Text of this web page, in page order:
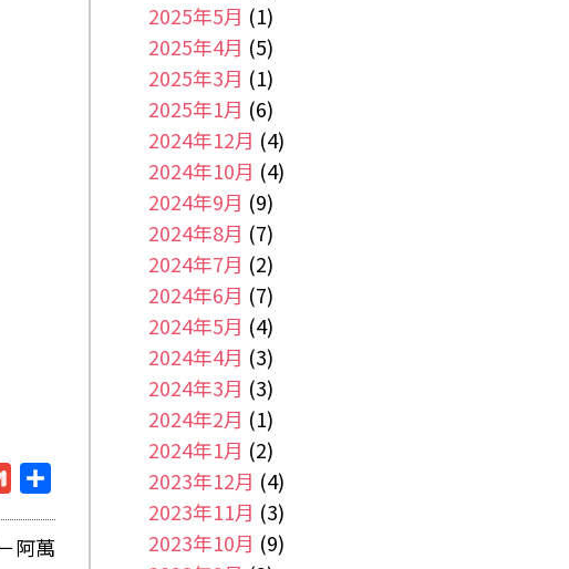
Gmail
阿萬
2025年5月 (1)
2025年4月 (5)
2025年3月 (1)
2025年1月 (6)
2024年12月 (4)
2024年10月 (4)
2024年9月 (9)
2024年8月 (7)
2024年7月 (2)
2024年6月 (7)
2024年5月 (4)
2024年4月 (3)
2024年3月 (3)
2024年2月 (1)
2024年1月 (2)
2023年12月 (4)
2023年11月 (3)
2023年10月 (9)